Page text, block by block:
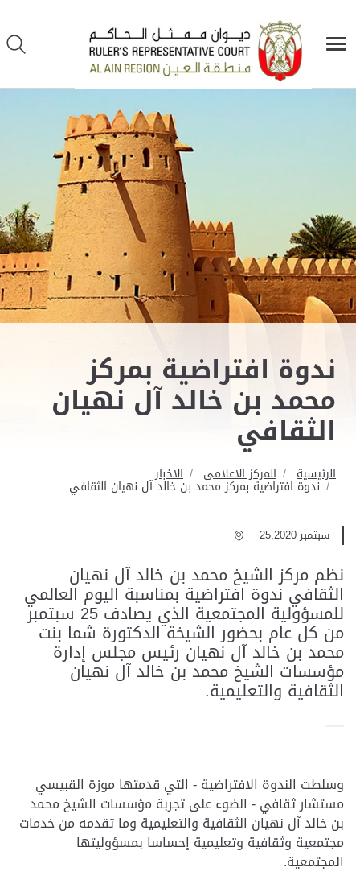
ندوة افتراضية بمركز
محمد بن خالد آل نهيان
الثقافي
الرئيسية المركز الاعلامى الاخبار
ندوة افتراضية بمركز محمد بن خالد آل نهيان الثقافي
سبتمبر 25,2020
نظم مركز الشيخ محمد بن خالد آل نهيان
الثقافي ندوة افتراضية بمناسبة اليوم العالمي
للمسؤولية المجتمعية الذي يصادف 25 سبتمبر
من كل عام بحضور الشيخة الدكتورة شما بنت
محمد بن خالد آل نهيان رئيس مجلس إدارة
مؤسسات الشيخ محمد بن خالد آل نهيان
الثقافية والتعليمية.
وسلطت الندوة الافتراضية - التي قدمتها موزة القبيسي
مستشار ثقافي - الضوء على تجربة مؤسسات الشيخ محمد
بن خالد آل نهيان الثقافية والتعليمية وما تقدمه من خدمات
مجتمعية وثقافية وتعليمية إحساسا بمسؤوليتها
المجتمعية.